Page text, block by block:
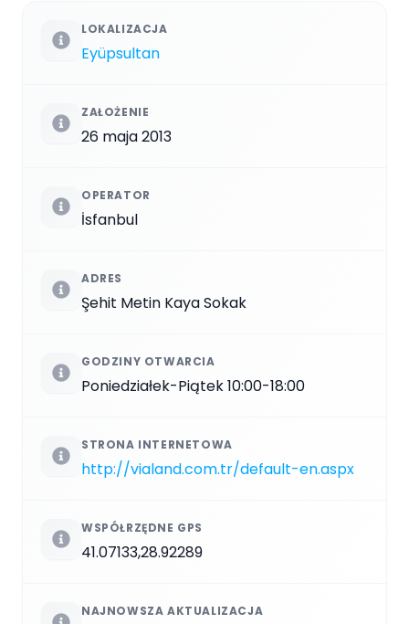
LOKALIZACJA
Eyüpsultan
ZAŁOŻENIE
26 maja 2013
OPERATOR
İsfanbul
ADRES
Şehit Metin Kaya Sokak
GODZINY OTWARCIA
Poniedziałek-Piątek 10:00-18:00
STRONA INTERNETOWA
http://vialand.com.tr/default-en.aspx
WSPÓŁRZĘDNE GPS
41.07133,28.92289
NAJNOWSZA AKTUALIZACJA